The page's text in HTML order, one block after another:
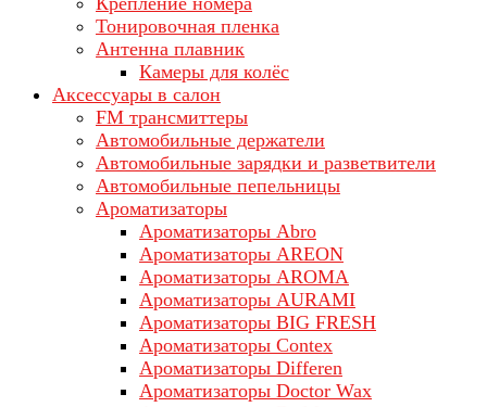
Тонировочная пленка
Антенна плавник
Камеры для колёс
Аксессуары в салон
FM трансмиттеры
Автомобильные держатели
Автомобильные зарядки и разветвители
Автомобильные пепельницы
Ароматизаторы
Ароматизаторы Abro
Ароматизаторы AREON
Ароматизаторы AROMA
Ароматизаторы AURAMI
Ароматизаторы BIG FRESH
Ароматизаторы Contex
Ароматизаторы Differen
Ароматизаторы Doctor Wax